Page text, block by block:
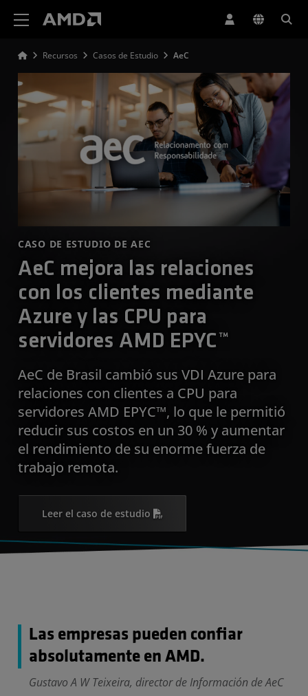
Recursos Casos de Estudio AeC
CASO DE ESTUDIO DE AEC
AeC mejora las relaciones
con los clientes mediante
Azure y las CPU para
servidores AMD EPYC™
AeC de Brasil cambió sus VDI Azure para
relaciones con clientes a CPU para
servidores AMD EPYC™, lo que le permitió
reducir sus costos en un 30 % y aumentar
el rendimiento de su enorme fuerza de
trabajo remota.
Leer el caso de estudio
Las empresas pueden confiar
absolutamente en AMD.
Gustavo A W Teixeira, director de Información de AeC